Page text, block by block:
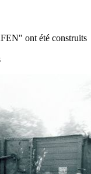
ont été construits